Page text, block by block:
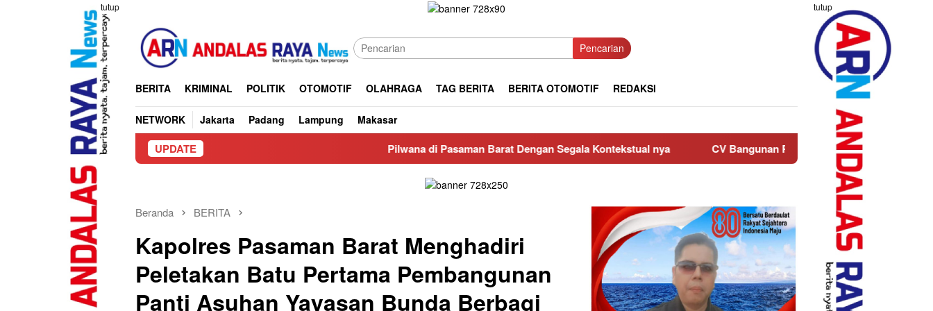
tutup tutup
Pencarian
BERITA KRIMINAL POLITIK OTOMOTIF OLAHRAGA TAG BERITA BERITA OTOMOTIF REDAKSI
NETWORK Jakarta Padang Lampung Makasar
UPDATE Pilwana di Pasaman Barat Dengan Segala Kontekstual nya CV Bangunan Rahmat Rutin Salurkan Bantuan ke Anak
Beranda BERITA
Kapolres Pasaman Barat Menghadiri
Peletakan Batu Pertama Pembangunan
Panti Asuhan Yayasan Bunda Berbagi